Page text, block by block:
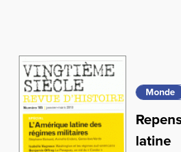
Monde
latine